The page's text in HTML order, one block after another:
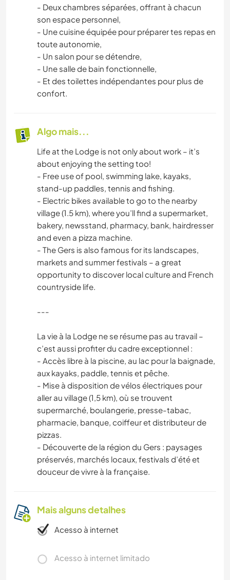
- Deux chambres séparées, offrant à chacun
son espace personnel,
- Une cuisine équipée pour préparer tes repas en
toute autonomie,
- Un salon pour se détendre,
- Une salle de bain fonctionnelle,
- Et des toilettes indépendantes pour plus de
confort.
Algo mais...
Life at the Lodge is not only about work – it’s
about enjoying the setting too!
- Free use of pool, swimming lake, kayaks,
stand-up paddles, tennis and fishing.
- Electric bikes available to go to the nearby
village (1.5 km), where you’ll find a supermarket,
bakery, newsstand, pharmacy, bank, hairdresser
and even a pizza machine.
- The Gers is also famous for its landscapes,
markets and summer festivals – a great
opportunity to discover local culture and French
countryside life.
---
La vie à la Lodge ne se résume pas au travail –
c’est aussi profiter du cadre exceptionnel :
- Accès libre à la piscine, au lac pour la baignade,
aux kayaks, paddle, tennis et pêche.
- Mise à disposition de vélos électriques pour
aller au village (1,5 km), où se trouvent
supermarché, boulangerie, presse-tabac,
pharmacie, banque, coiffeur et distributeur de
pizzas.
- Découverte de la région du Gers : paysages
préservés, marchés locaux, festivals d’été et
douceur de vivre à la française.
Mais alguns detalhes
Acesso à internet
Acesso à internet limitado